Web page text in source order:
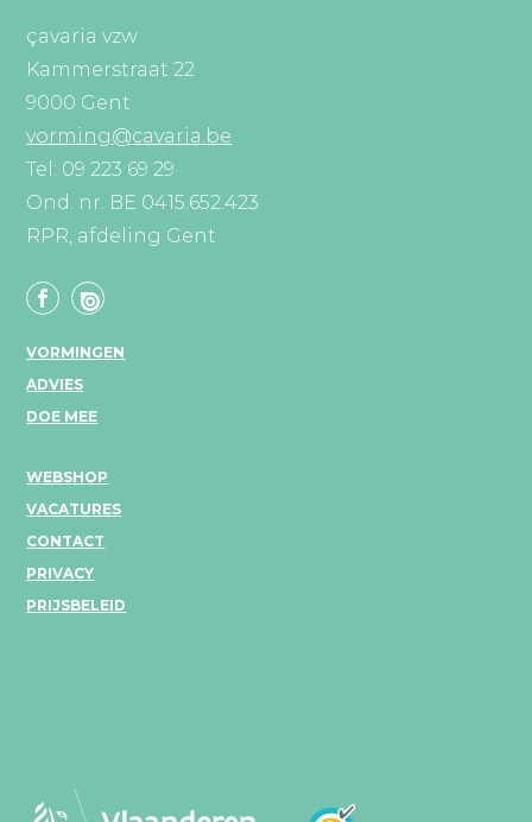
çavaria vzw
Kammerstraat 22
9000 Gent
vorming@cavaria.be
Tel: 09 223 69 29
Ond. nr. BE 0415.652.423
RPR, afdeling Gent
VORMINGEN
ADVIES
DOE MEE
WEBSHOP
VACATURES
CONTACT
PRIVACY
PRIJSBELEID